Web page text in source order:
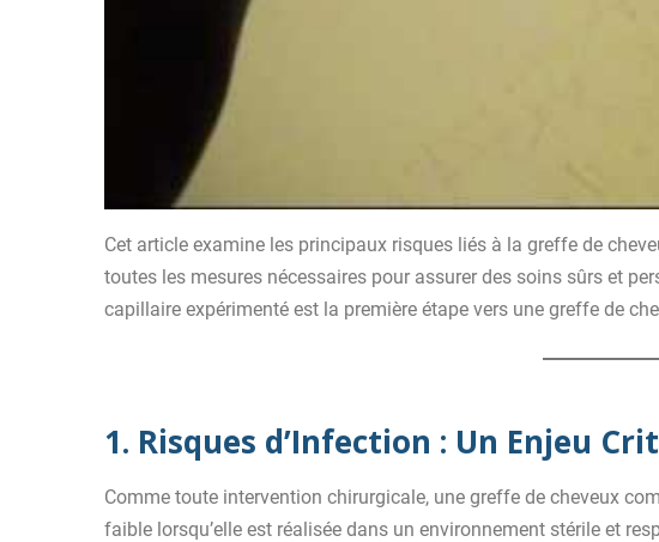
Cet article examine les principaux risques liés à la greffe de
toutes les mesures nécessaires pour assurer des soins sûrs et
capillaire expérimenté est la première étape vers une greffe de
1. Risques d’Infection : Un Enjeu
Comme toute intervention chirurgicale, une greffe de cheveux
faible lorsqu’elle est réalisée dans un environnement stérile et